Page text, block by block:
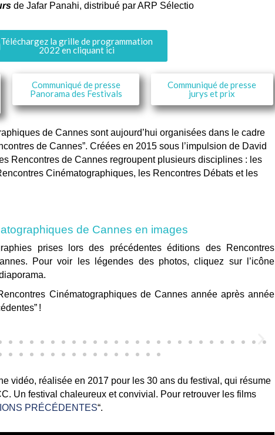
de Jafar Panahi, distribué par ARP Sélectio
Téléchargez la grille de programmation
2022 en cliquant ici
Communiqué de presse
Panorama des Festivals
Communiqué de presse
jurys et prix
de Cannes sont aujourd’hui organisées dans le cadre
de Cannes”. Créées en 2015 sous l’impulsion de David
Rencontres de Cannes regroupent plusieurs disciplines : les
Cinématographiques, les Rencontres Débats et les
de Cannes en images
prises lors des précédentes éditions des Rencontres
Pour voir les légendes des photos, cliquez sur l’icône
Cinématographiques de Cannes année après année
!
vidéo, réalisée en 2017 pour les 30 ans du festival, qui résume
Un festival chaleureux et convivial. Pour retrouver les films
PRÉCÉDENTES“.